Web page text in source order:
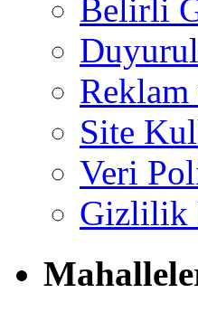
Belirli
Site
Veri
Gizlilik